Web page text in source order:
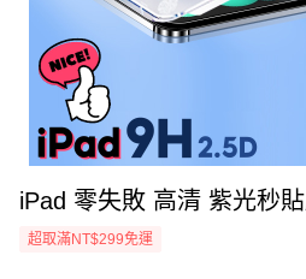
iPad 零失敗 高清 紫光秒
超取滿NT$299免運